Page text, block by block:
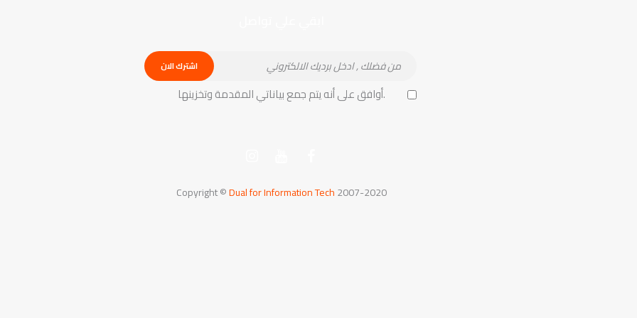
أوافق على أنه يتم جمع بياناتي المقدمة وتخزينها.
Copyright ©Dual for Information Tech2007-2020